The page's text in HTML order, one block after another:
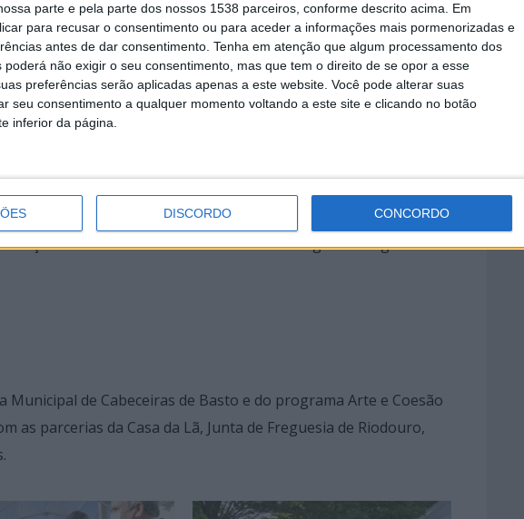
parte e pela parte dos nossos 1538 parceiros, conforme descrito acima. Em
para recusar o consentimento ou para aceder a informações mais pormenorizadas e
antes de dar consentimento. Tenha em atenção que algum processamento dos
poderá não exigir o seu consentimento, mas que tem o direito de se opor a esse
preferências serão aplicadas apenas a este website. Você pode alterar suas
seu consentimento a qualquer momento voltando a este site e clicando no botão
inferior da página.
DISCORDO CONCORDO
José Eduardo / Mulheres de Bucos: Ilídia Oliveira, Ana
Maria Simões, Elisa Brás e Laura Neiva / Pastoras Rosa Pereira e
e Rodrigo Camacho) / Som e Apoio à Produção: Beatriz
Edição de Vídeo: Mariana Vasconcelos / Fotografia: Magda Pereira
de Cabeceiras de Basto e do programa Arte e Coesão
as parcerias da Casa da Lã, Junta de Freguesia de Riodouro,